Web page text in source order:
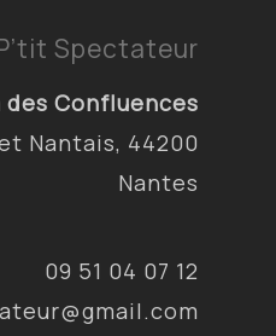
Spectateur
des Confluences
Nantais, 44200
Nantes
09 51 04 07 12